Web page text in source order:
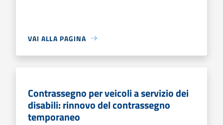
VAI ALLA PAGINA
Contrassegno per veicoli a servizio dei
disabili: rinnovo del contrassegno
temporaneo